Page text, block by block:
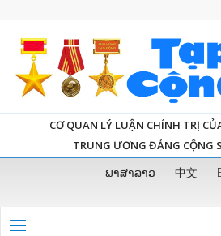
CƠ QUAN LÝ LUẬN CHÍNH TRỊ
TRUNG ƯƠNG ĐẢNG CỘNG
ພາສາລາວ 中文